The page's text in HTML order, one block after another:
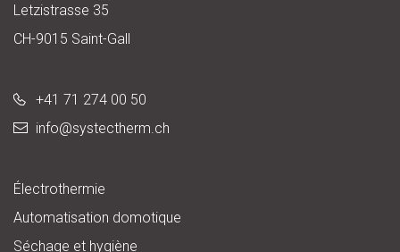
Letzistrasse 35
CH-9015 Saint-Gall
+41 71 274 00 50
info@systectherm.ch
Électrothermie
Automatisation domotique
Séchage et hygiène